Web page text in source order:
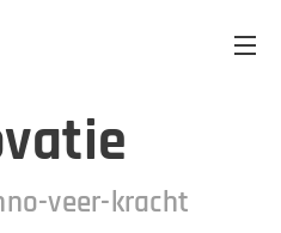
veer-kracht